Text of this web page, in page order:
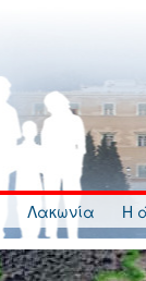
Λακωνία
Η